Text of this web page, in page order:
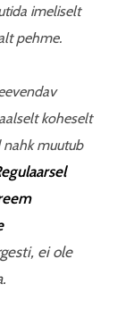
imeliselt
pehme.
koheselt
nahk muutub
ei ole